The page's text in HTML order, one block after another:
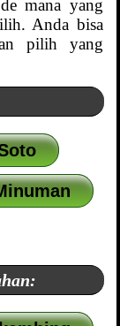
mana yang
Anda bisa
pilih yang